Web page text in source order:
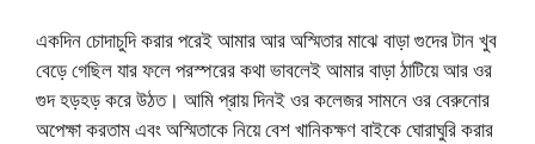
একদিন চোদাচুদি করার পরেই আমার আর অস্মিতার মাঝে বাড়া গুদের টান খুব
বেড়ে গেছিল যার ফলে পরস্পরের কথা ভাবলেই আমার বাড়া ঠাটিয়ে আর ওর
গুদ হড়হড় করে উঠত। আমি প্রায় দিনই ওর কলেজর সামনে ওর বেরুনোর
অপেক্ষা করতাম এবং অস্মিতাকে নিয়ে বেশ খানিকক্ষণ বাইকে ঘোরাঘুরি করার